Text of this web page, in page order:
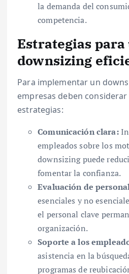
la demanda del
competencia.
Estrategias para
downsizing
Para implementar un
empresas deben
estrategias:
Comunicación clara:
empleados sobre los
downsizing puede
fomentar la confianza.
Evaluación de
esenciales y no
el personal clave
organización.
Soporte a los
asistencia en la
programas de